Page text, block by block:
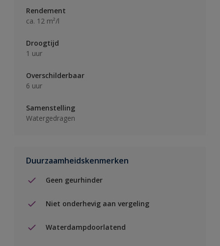
Rendement
ca. 12 m²/l
Droogtijd
1 uur
Overschilderbaar
6 uur
Samenstelling
Watergedragen
Duurzaamheidskenmerken
Geen geurhinder
Niet onderhevig aan vergeling
Waterdampdoorlatend